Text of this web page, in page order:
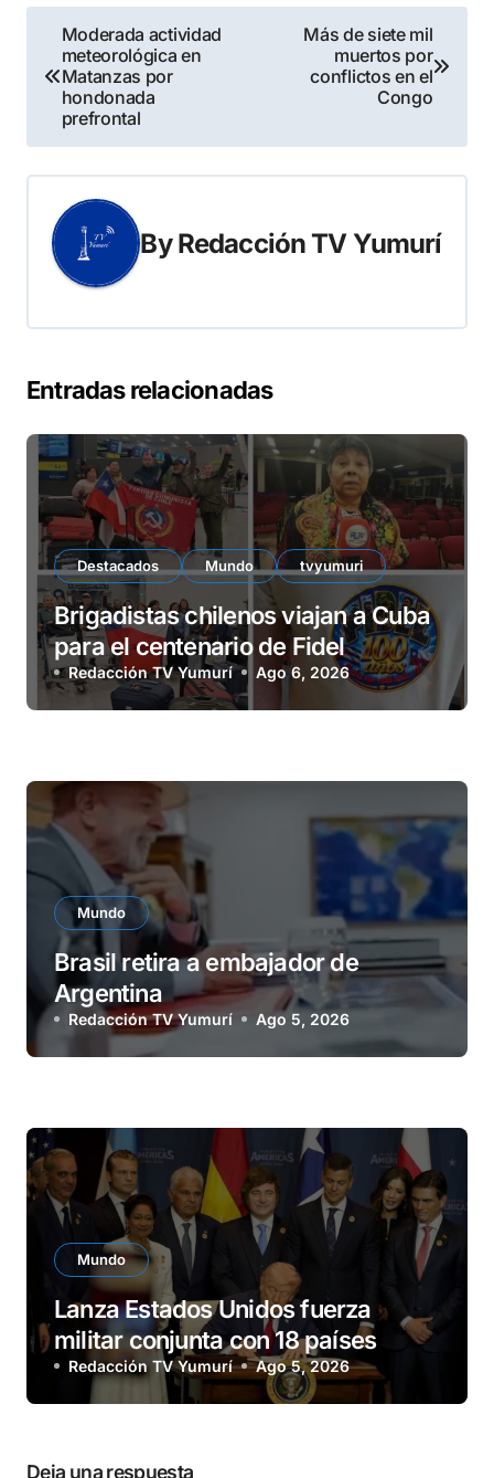
Navegación
de
entradas
Moderada actividad
meteorológica en
Matanzas por
hondonada
prefrontal
Más de siete mil
muertos por
conflictos en el
Congo
ByRedacción TV Yumurí
Entradas relacionadas
Destacados Mundo tvyumuri
Brigadistas chilenos viajan a Cuba
para el centenario de Fidel
Redacción TV Yumurí Ago 6, 2026
Mundo
Brasil retira a embajador de
Argentina
Redacción TV Yumurí Ago 5, 2026
Mundo
Lanza Estados Unidos fuerza
militar conjunta con 18 países
Redacción TV Yumurí Ago 5, 2026
Deja una respuesta